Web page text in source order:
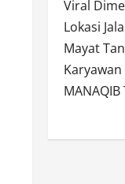
Viral
Lokasi
Mayat
Karyawan
MANAQIB